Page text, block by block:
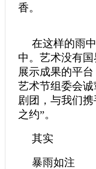
香。
在这样的雨
中。艺术没有
展示成果的平
艺术节组委会
剧团，与我们
之约”。
其实
暴雨如注